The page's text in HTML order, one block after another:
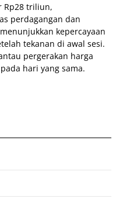
Rp28 triliun,
perdagangan dan
kepercayaan
tekanan di awal sesi.
pergerakan harga
hari yang sama.